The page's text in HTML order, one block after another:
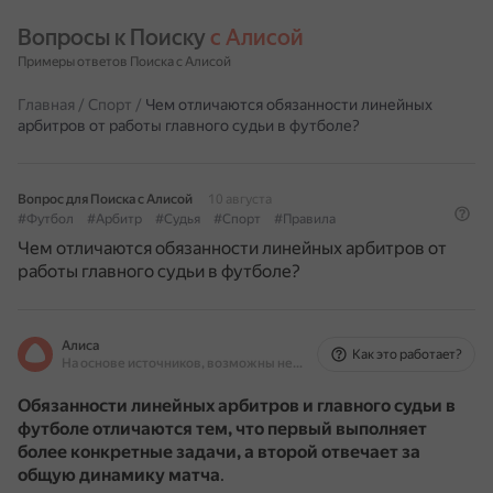
Вопросы к Поиску с Алисой
Примеры ответов Поиска с Алисой
Главная / Спорт / Чем отличаются обязанности линейных
арбитров от работы главного судьи в футболе?
Вопрос для Поиска с Алисой
10 августа
#Футбол
#Арбитр #Судья #Спорт #Правила
Чем отличаются обязанности линейных арбитров от
работы главного судьи в футболе?
Алиса
На основе источников, возможны неточности
Как это работает?
Обязанности линейных арбитров и главного судьи в
футболе отличаются тем, что первый выполняет
более конкретные задачи, а второй отвечает за
общую динамику матча.